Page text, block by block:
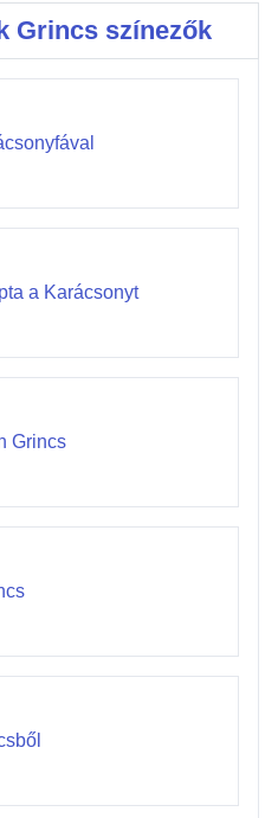
Grincs színezők
a Karácsonyt
Grincs